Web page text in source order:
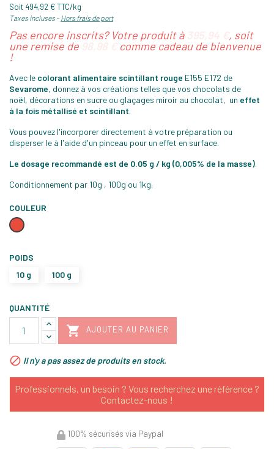
Soit 494,92 € TTC/kg
Taxes incluses Hors frais de port
Pas encore inscrits? Votre produit à
, soit
une remise de
comme cadeau de bienvenue
!
Avec le colorant alimentaire scintillant rouge E155 E172 de
Sevarome, donnez à vos créations telles que vos chocolats de
noël, décorations en sucre ou glaçages miroir au chocolat, un effet
à la fois métallisé et scintillant.
Vous pouvez l'incorporer directement à votre préparation ou
disperser le à l'aide d'un pinceau pour un effet en surface.
Le dosage recommandé est de 0.05 g / kg (0,005% de la masse).
Conditionnement par 10g , 100g ou 1kg.
COULEUR
Rouge
POIDS
10 g
100 g
QUANTITÉ
 AJOUTER AU PANIER
 Il n'y a pas assez de produits en stock.
Professionnels, un besoin ? Vous recherchez une référence ?
Contactez-nous !
100% sécurisés via Paypal